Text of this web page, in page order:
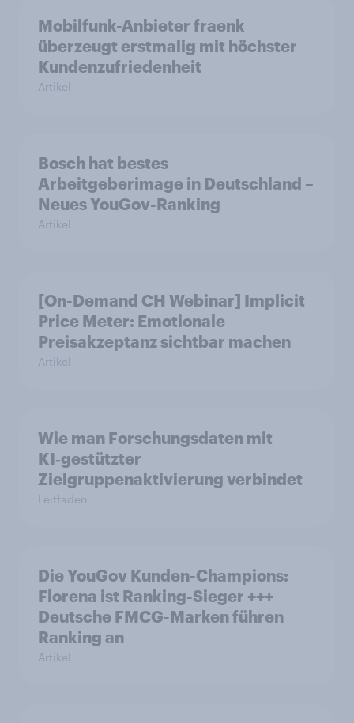
Mobilfunk-Anbieter fraenk
überzeugt erstmalig mit höchster
Kundenzufriedenheit
Artikel
Bosch hat bestes
Arbeitgeberimage in Deutschland –
Neues YouGov-Ranking
Artikel
[On-Demand CH Webinar] Implicit
Price Meter: Emotionale
Preisakzeptanz sichtbar machen
Artikel
Wie man Forschungsdaten mit
KI‑gestützter
Zielgruppenaktivierung verbindet
Leitfaden
Die YouGov Kunden-Champions:
Florena ist Ranking-Sieger +++
Deutsche FMCG-Marken führen
Ranking an
Artikel